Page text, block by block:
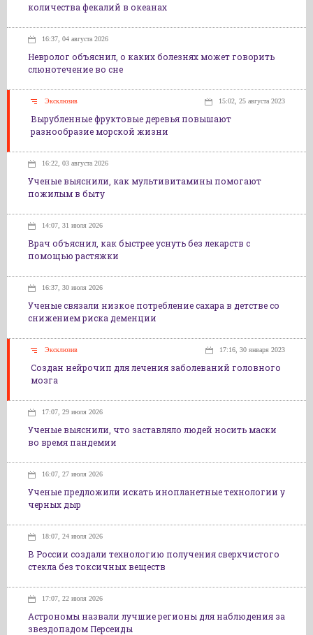
количества фекалий в океанах
16:37, 04 августа 2026
Невролог объяснил, о каких болезнях может говорить
слюнотечение во сне
Эксклюзив 15:02, 25 августа 2023
Вырубленные фруктовые деревья повышают
разнообразие морской жизни
16:22, 03 августа 2026
Ученые выяснили, как мультивитамины помогают
пожилым в быту
14:07, 31 июля 2026
Врач объяснил, как быстрее уснуть без лекарств с
помощью растяжки
16:37, 30 июля 2026
Ученые связали низкое потребление сахара в детстве со
снижением риска деменции
Эксклюзив 17:16, 30 января 2023
Создан нейрочип для лечения заболеваний головного
мозга
17:07, 29 июля 2026
Ученые выяснили, что заставляло людей носить маски
во время пандемии
16:07, 27 июля 2026
Ученые предложили искать инопланетные технологии у
черных дыр
18:07, 24 июля 2026
В России создали технологию получения сверхчистого
стекла без токсичных веществ
17:07, 22 июля 2026
Астрономы назвали лучшие регионы для наблюдения за
звездопадом Персеиды